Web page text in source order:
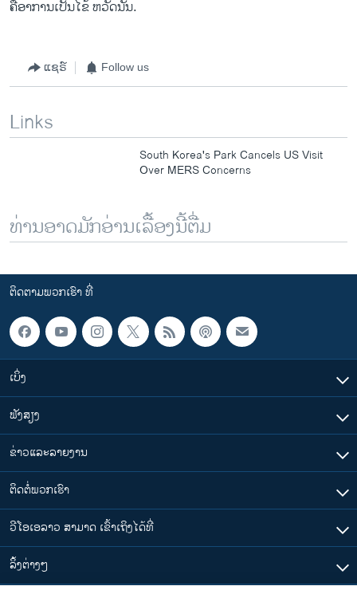
ຄື​ອາການ​ເປັນ​ໄຂ້​ ຫວັດນັ້ນ.
ແຊຣ໌ Follow us
Links
South Korea's Park Cancels US Visit
Over MERS Concerns
ທ່ານອາດມັກອ່ານເລື້ອງນີ້ຕື່ມ
ຕິດຕາມພວກເຮົາ ທີ່
ເບິ່ງ
ຟັງສຽງ
ຂ່າວແລະລາຍງານ
ຕິດຕໍ່ພວກເຮົາ
ວີໂອເອລາວ ສາມາດ ເຂົ້າເຖິງໄດ້ທີ່
​ລິ້ງ​ຕ່າງໆ